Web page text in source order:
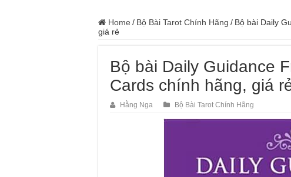
Home / Bộ Bài Tarot Chính Hãng / Bộ bài Daily
giá rẻ
Bộ bài Daily Guidance
Cards chính hãng, giá
Hằng Nga Bộ Bài Tarot Chính Hãng